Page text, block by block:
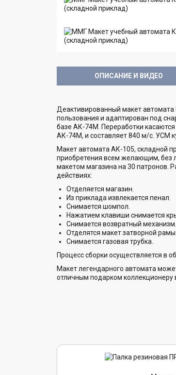
ОПИСАНИЕ И ВИДЕО
Деактивированный макет автомата
пользования и адаптирован под
базе АК-74М. Переработки
АК-74М, и составляет 840 м/с. УСМ
Макет автомата АК-105, складной
приобретения всем желающим, без
макетом магазина на 30 патронов.
действиях:
Отделяется магазин.
Из приклада извлекается пенал.
Снимается шомпол.
Нажатием клавиши снимается
Снимается возвратный механизм.
Отделятся макет затворной
Снимается газовая трубка.
Процесс сборки осуществляется в
Макет легендарного автомата
отличным подарком коллекционеру